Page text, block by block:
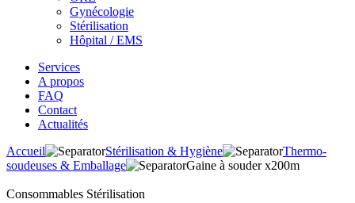
Gynécologie
Stérilisation
Hôpital / EMS
Services
A propos
FAQ
Contact
Actualités
Accueil
Stérilisation & Hygiène
Thermo-
soudeuses & Emballage
Gaine à souder x200m
Consommables Stérilisation